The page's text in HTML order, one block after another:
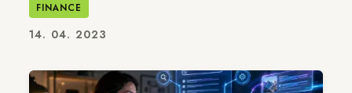
FINANCE
14. 04. 2023